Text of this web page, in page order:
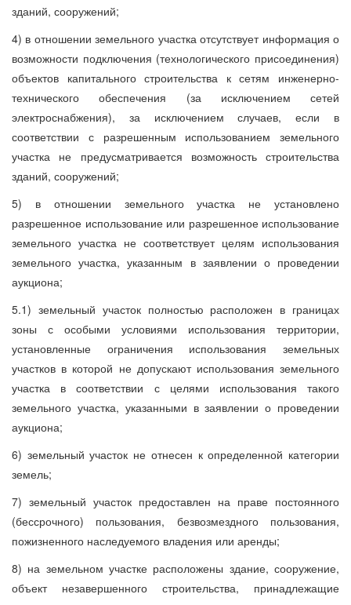
зданий, сооружений;
4) в отношении земельного участка отсутствует информация о
возможности подключения (технологического присоединения)
объектов капитального строительства к сетям инженерно-
технического обеспечения (за исключением сетей
электроснабжения), за исключением случаев, если в
соответствии с разрешенным использованием земельного
участка не предусматривается возможность строительства
зданий, сооружений;
5) в отношении земельного участка не установлено
разрешенное использование или разрешенное использование
земельного участка не соответствует целям использования
земельного участка, указанным в заявлении о проведении
аукциона;
5.1) земельный участок полностью расположен в границах
зоны с особыми условиями использования территории,
установленные ограничения использования земельных
участков в которой не допускают использования земельного
участка в соответствии с целями использования такого
земельного участка, указанными в заявлении о проведении
аукциона;
6) земельный участок не отнесен к определенной категории
земель;
7) земельный участок предоставлен на праве постоянного
(бессрочного) пользования, безвозмездного пользования,
пожизненного наследуемого владения или аренды;
8) на земельном участке расположены здание, сооружение,
объект незавершенного строительства, принадлежащие